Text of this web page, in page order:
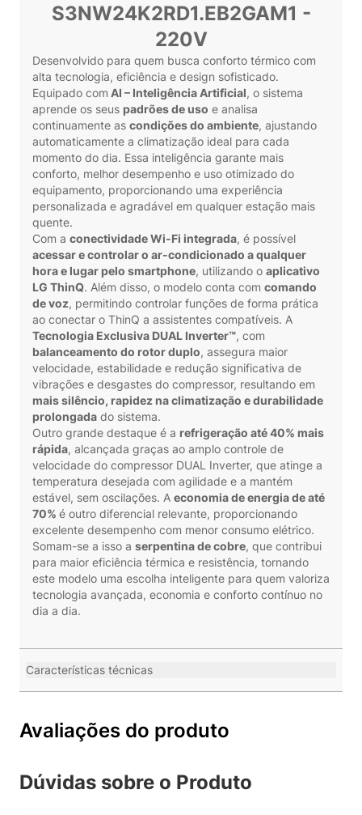
S3NW24K2RD1.EB2GAM1 -
220V
Desenvolvido para quem busca conforto térmico com
alta tecnologia, eficiência e design sofisticado.
Equipado com AI – Inteligência Artificial, o sistema
aprende os seus padrões de uso e analisa
continuamente as condições do ambiente, ajustando
automaticamente a climatização ideal para cada
momento do dia. Essa inteligência garante mais
conforto, melhor desempenho e uso otimizado do
equipamento, proporcionando uma experiência
personalizada e agradável em qualquer estação mais
quente.
Com a conectividade Wi-Fi integrada, é possível
acessar e controlar o ar-condicionado a qualquer
hora e lugar pelo smartphone, utilizando o aplicativo
LG ThinQ. Além disso, o modelo conta com comando
de voz, permitindo controlar funções de forma prática
ao conectar o ThinQ a assistentes compatíveis. A
Tecnologia Exclusiva DUAL Inverter™, com
balanceamento do rotor duplo, assegura maior
velocidade, estabilidade e redução significativa de
vibrações e desgastes do compressor, resultando em
mais silêncio, rapidez na climatização e durabilidade
prolongada do sistema.
Outro grande destaque é a refrigeração até 40% mais
rápida, alcançada graças ao amplo controle de
velocidade do compressor DUAL Inverter, que atinge a
temperatura desejada com agilidade e a mantém
estável, sem oscilações. A economia de energia de até
70% é outro diferencial relevante, proporcionando
excelente desempenho com menor consumo elétrico.
Somam-se a isso a serpentina de cobre, que contribui
para maior eficiência térmica e resistência, tornando
este modelo uma escolha inteligente para quem valoriza
tecnologia avançada, economia e conforto contínuo no
dia a dia.
Características técnicas
Avaliações do produto
Dúvidas sobre o Produto